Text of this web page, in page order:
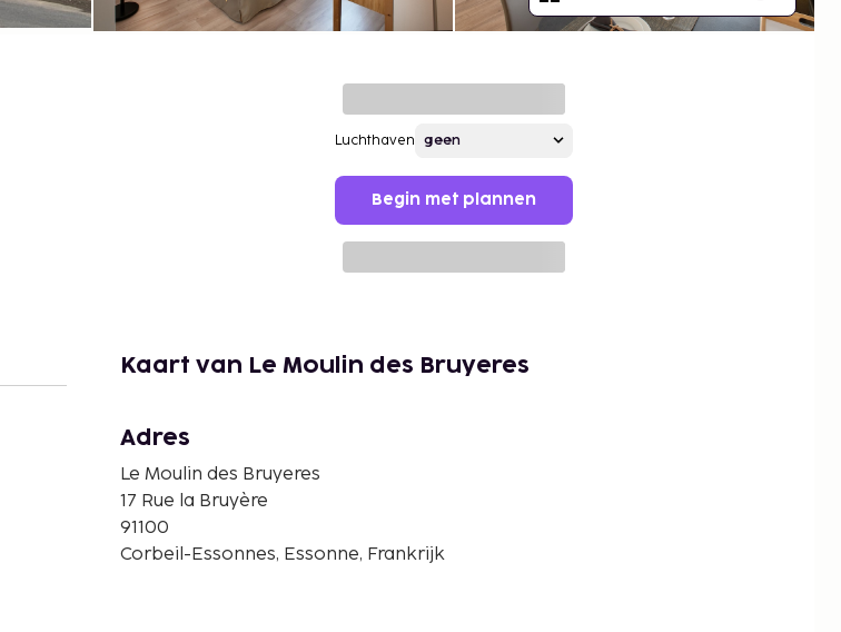
Luchthaven
Begin met plannen
Kaart van Le Moulin des Bruyeres
Adres
Le Moulin des Bruyeres
17 Rue la Bruyère
91100
Corbeil-Essonnes, Essonne, Frankrijk